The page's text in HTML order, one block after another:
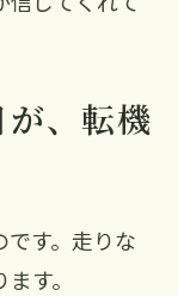
、転機
す。走りな
す。